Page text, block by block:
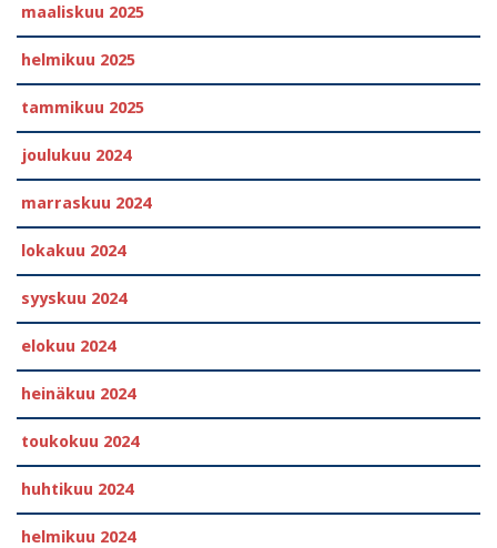
maaliskuu 2025
helmikuu 2025
tammikuu 2025
joulukuu 2024
marraskuu 2024
lokakuu 2024
syyskuu 2024
elokuu 2024
heinäkuu 2024
toukokuu 2024
huhtikuu 2024
helmikuu 2024